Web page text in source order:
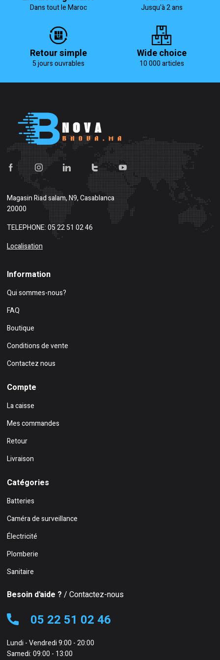
Dans tout le Maroc Jusqu'à 2 ans
Retour simple
5 jours ouvrables
Wide choice
10 000 articles
MagasinRiad salam, N9, Casablanca
20000
TELEPHONE: 05 22 51 02 46
Localisation
Information
Qui sommes-nous?
FAQ
Boutique
Conditions de vente
Contactez nous
Compte
La caisse
Mes commandes
Retour
Livraison
Catégories
Batteries
Caméra de surveillance
Électricité
Plomberie
Sanitaire
Besoin d'aide ? / Contactez-nous
05 22 51 02 46
Lundi - Vendredi 9:00 - 20:00
Samedi: 09:00 - 13:00